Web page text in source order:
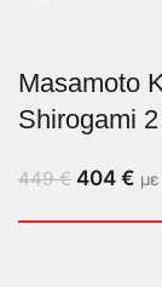
Masamoto
Shirogami 2
449€ 404 €